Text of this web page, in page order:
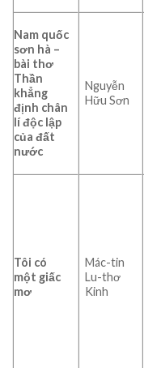
Nam quốc
sơn hà –
bài thơ
Thần
khẳng
định chân
lí độc lập
của đất
nước
Nguyễn
Hữu Sơn
Tôi có
một giấc
mơ
Mác-tin
Lu-thơ
Kinh